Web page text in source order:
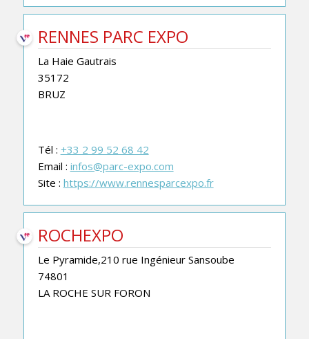
RENNES PARC EXPO
La Haie Gautrais
35172
BRUZ
Tél : +33 2 99 52 68 42
Email : infos@parc-expo.com
Site : https://www.rennesparcexpo.fr
ROCHEXPO
Le Pyramide,210 rue Ingénieur Sansoube
74801
LA ROCHE SUR FORON